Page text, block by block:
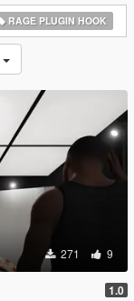
RAGE PLUGIN HOOK
271 9
1.0